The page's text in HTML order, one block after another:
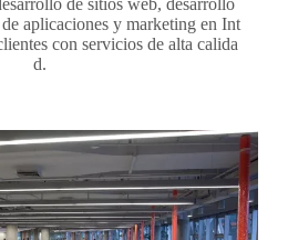
de sitios web, desarrollo
aplicaciones y marketing en Int
con servicios de alta calida
d.